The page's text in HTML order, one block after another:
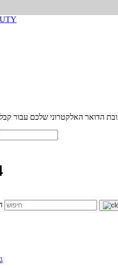
הדואר האלקטרוני שלכם עבור